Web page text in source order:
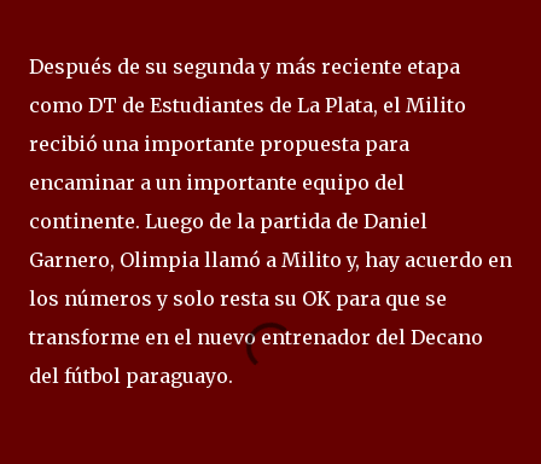
Después de su segunda y más reciente etapa
como DT de Estudiantes de La Plata, el Milito
recibió una importante propuesta para
encaminar a un importante equipo del
continente. Luego de la partida de Daniel
Garnero, Olimpia llamó a Milito y, hay acuerdo en
los números y solo resta su OK para que se
transforme en el nuevo entrenador del Decano
del fútbol paraguayo.